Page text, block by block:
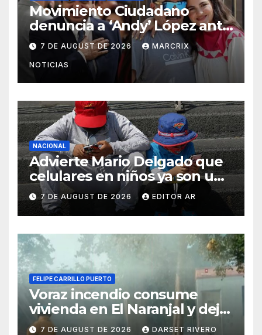
Movimiento Ciudadano
denuncia a ‘Andy’ López ante
el INE por actos anticipados
de campaña
7 DE AUGUST DE 2026 MARCRIX
NOTICIAS
NACIONAL
Advierte Mario Delgado que
celulares en niños ya son un
problema de salud pública
7 DE AUGUST DE 2026 EDITOR AR
FELIPE CARRILLO PUERTO
Voraz incendio consume
vivienda en El Naranjal y deja
a una familia sin patrimonio
7 DE AUGUST DE 2026 DARSET RIVERO